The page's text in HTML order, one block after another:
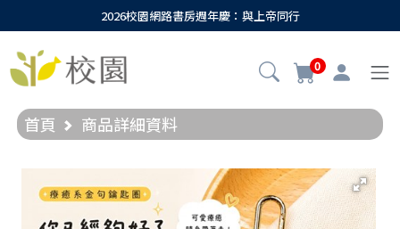
2026校園網路書房週年慶：與上帝同行
0
首頁 商品詳細資料